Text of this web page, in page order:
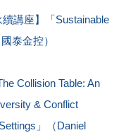
講座】「Sustainable
泰金控）
Collision Table: An
& Conflict
」（Daniel